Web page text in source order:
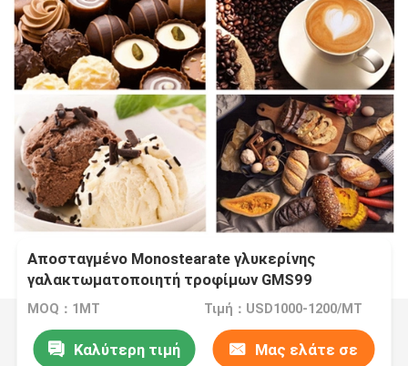
Αποσταγμένο Monostearate γλυκερίνης
γαλακτωματοποιητή τροφίμων GMS99
MOQ：1MT Τιμή：USD1000-1200/MT
Καλύτερη τιμή Μας ελάτε σε